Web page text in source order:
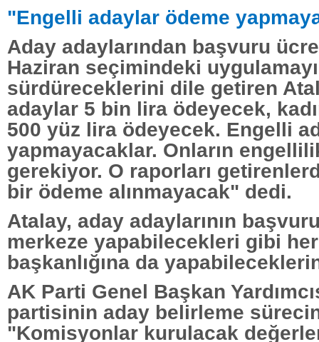
"Engelli adaylar ödeme
Aday adaylarından başvuru
Haziran seçimindeki uygulamayı
sürdüreceklerini dile getiren
adaylar 5 bin lira ödeyecek,
500 yüz lira ödeyecek. Engelli
yapmayacaklar. Onların
gerekiyor. O raporları
bir ödeme alınmayacak" dedi.
Atalay, aday adaylarının
merkeze yapabilecekleri gibi
başkanlığına da
AK Parti Genel Başkan
partisinin aday belirleme
"Komisyonlar kurulacak